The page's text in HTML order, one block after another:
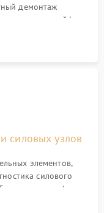
демонтаж
шлейфов
платам, катушкам
силовых узлов
элементов,
силового
(для
(для газовых